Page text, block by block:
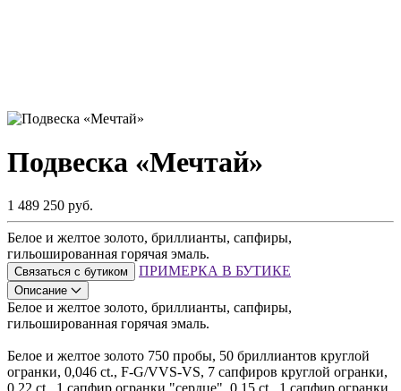
Подвеска «Мечтай»
1 489 250 руб.
Белое и желтое золото, бриллианты, сапфиры,
гильошированная горячая эмаль.
Связаться с бутиком ПРИМЕРКА В БУТИКЕ
Описание
Белое и желтое золото, бриллианты, сапфиры,
гильошированная горячая эмаль.
Белое и желтое золото 750 пробы, 50 бриллиантов круглой
огранки, 0,046 ct., F-G/VVS-VS, 7 сапфиров круглой огранки,